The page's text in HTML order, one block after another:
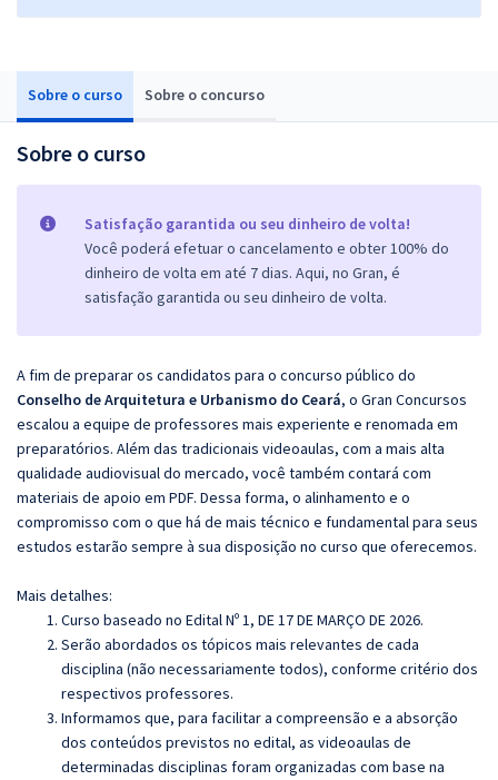
Sobre o curso Sobre o concurso
Sobre o curso
Satisfação garantida ou seu dinheiro de volta!
Você poderá efetuar o cancelamento e obter 100% do
dinheiro de volta em até 7 dias. Aqui, no Gran, é
satisfação garantida ou seu dinheiro de volta.
A fim de preparar os candidatos para o concurso público do
Conselho de Arquitetura e Urbanismo do Ceará, o Gran Concursos
escalou a equipe de professores mais experiente e renomada em
preparatórios. Além das tradicionais videoaulas, com a mais alta
qualidade audiovisual do mercado, você também contará com
materiais de apoio em PDF. Dessa forma, o alinhamento e o
compromisso com o que há de mais técnico e fundamental para seus
estudos estarão sempre à sua disposição no curso que oferecemos.
Mais detalhes:
Curso baseado no Edital Nº 1, DE 17 DE MARÇO DE 2026.
Serão abordados os tópicos mais relevantes de cada
disciplina (não necessariamente todos), conforme critério dos
respectivos professores.
Informamos que, para facilitar a compreensão e a absorção
dos conteúdos previstos no edital, as videoaulas de
determinadas disciplinas foram organizadas com base na